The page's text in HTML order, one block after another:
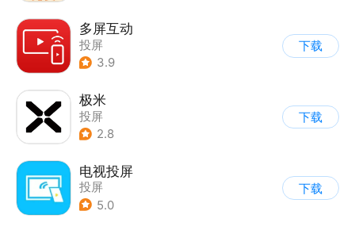
多屏互动
投屏
3.9
下载
极米
投屏
2.8
下载
电视投屏
投屏
5.0
下载